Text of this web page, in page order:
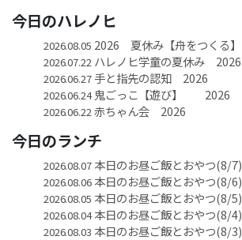
今日のハレノヒ
2026.08.05 2026 夏休み【舟をつくる】
2026.07.22 ハレノヒ学童の夏休み 2026
2026.06.27手と指先の認知 2026
2026.06.24鬼ごっこ【遊び】 2026
2026.06.22 赤ちゃん会 2026
今日のランチ
2026.08.07本日のお昼ご飯とおやつ(8/7)
2026.08.06本日のお昼ご飯とおやつ(8/6)
2026.08.05 本日のお昼ご飯とおやつ(8/5)
2026.08.04本日のお昼ご飯とおやつ(8/4)
2026.08.03 本日のお昼ご飯とおやつ(8/3)